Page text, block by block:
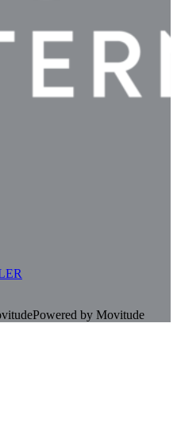
Powered by Movitude